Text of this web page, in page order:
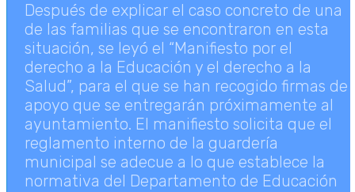
Después de explicar el caso concreto de una
de las familias que se encontraron en esta
situación, se leyó el “Manifiesto por el
derecho a la Educación y el derecho a la
Salud”, para el que se han recogido firmas de
apoyo que se entregarán próximamente al
ayuntamiento. El manifiesto solicita que el
reglamento interno de la guardería
municipal se adecue a lo que establece la
normativa del Departamento de Educación